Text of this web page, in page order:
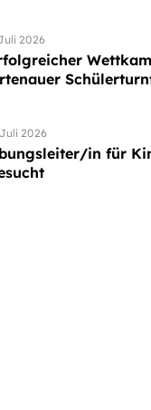
2026
2026
in für